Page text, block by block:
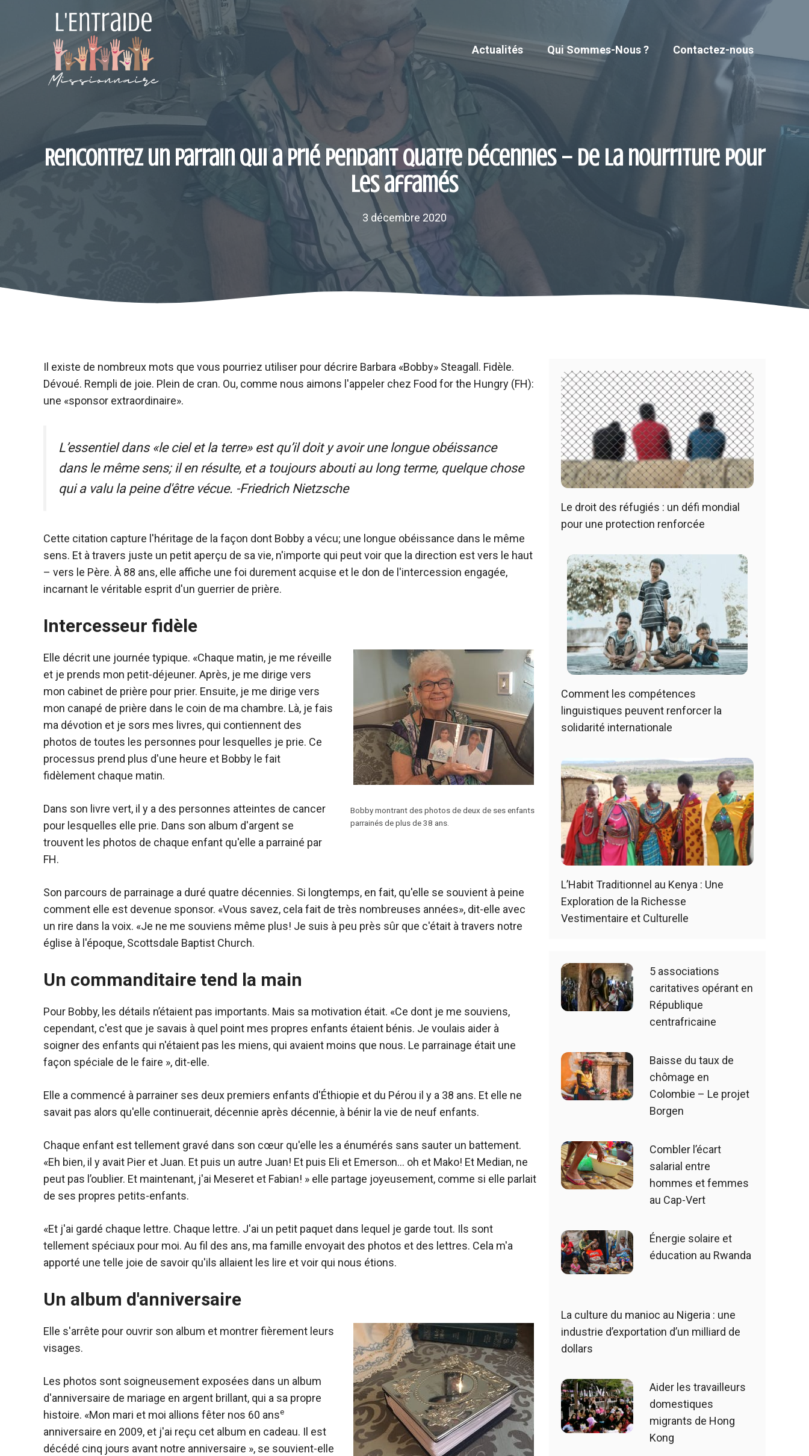
Actualités Qui Sommes-Nous ? Contactez-nous
Rencontrez un parrain qui a prié pendant quatre décennies – De la nourriture pour
les affamés
3 décembre 2020
Il existe de nombreux mots que vous pourriez utiliser pour décrire Barbara «Bobby» Steagall. Fidèle.
Dévoué. Rempli de joie. Plein de cran. Ou, comme nous aimons l'appeler chez Food for the Hungry (FH):
une «sponsor extraordinaire».
L’essentiel dans «le ciel et la terre» est qu’il doit y avoir une longue obéissance
dans le même sens; il en résulte, et a toujours abouti au long terme, quelque chose
qui a valu la peine d'être vécue. -Friedrich Nietzsche
Cette citation capture l'héritage de la façon dont Bobby a vécu; une longue obéissance dans le même
sens. Et à travers juste un petit aperçu de sa vie, n'importe qui peut voir que la direction est vers le haut
– vers le Père. À 88 ans, elle affiche une foi durement acquise et le don de l'intercession engagée,
incarnant le véritable esprit d'un guerrier de prière.
Intercesseur fidèle
Bobby montrant des photos de deux de ses enfants
parrainés de plus de 38 ans.
Elle décrit une journée typique. «Chaque matin, je me réveille
et je prends mon petit-déjeuner. Après, je me dirige vers
mon cabinet de prière pour prier. Ensuite, je me dirige vers
mon canapé de prière dans le coin de ma chambre. Là, je fais
ma dévotion et je sors mes livres, qui contiennent des
photos de toutes les personnes pour lesquelles je prie. Ce
processus prend plus d'une heure et Bobby le fait
fidèlement chaque matin.
Dans son livre vert, il y a des personnes atteintes de cancer
pour lesquelles elle prie. Dans son album d'argent se
trouvent les photos de chaque enfant qu'elle a parrainé par
FH.
Son parcours de parrainage a duré quatre décennies. Si longtemps, en fait, qu'elle se souvient à peine
comment elle est devenue sponsor. «Vous savez, cela fait de très nombreuses années», dit-elle avec
un rire dans la voix. «Je ne me souviens même plus! Je suis à peu près sûr que c'était à travers notre
église à l'époque, Scottsdale Baptist Church.
Un commanditaire tend la main
Pour Bobby, les détails n’étaient pas importants. Mais sa motivation était. «Ce dont je me souviens,
cependant, c'est que je savais à quel point mes propres enfants étaient bénis. Je voulais aider à
soigner des enfants qui n'étaient pas les miens, qui avaient moins que nous. Le parrainage était une
façon spéciale de le faire », dit-elle.
Elle a commencé à parrainer ses deux premiers enfants d'Éthiopie et du Pérou il y a 38 ans. Et elle ne
savait pas alors qu'elle continuerait, décennie après décennie, à bénir la vie de neuf enfants.
Chaque enfant est tellement gravé dans son cœur qu'elle les a énumérés sans sauter un battement.
«Eh bien, il y avait Pier et Juan. Et puis un autre Juan! Et puis Eli et Emerson… oh et Mako! Et Median, ne
peut pas l’oublier. Et maintenant, j'ai Meseret et Fabian! » elle partage joyeusement, comme si elle parlait
de ses propres petits-enfants.
«Et j'ai gardé chaque lettre. Chaque lettre. J'ai un petit paquet dans lequel je garde tout. Ils sont
tellement spéciaux pour moi. Au fil des ans, ma famille envoyait des photos et des lettres. Cela m'a
apporté une telle joie de savoir qu'ils allaient les lire et voir qui nous étions.
Un album d'anniversaire
Elle s'arrête pour ouvrir son album et montrer fièrement leurs
visages.
Les photos sont soigneusement exposées dans un album
d'anniversaire de mariage en argent brillant, qui a sa propre
histoire. «Mon mari et moi allions fêter nos 60 anse
anniversaire en 2009, et j'ai reçu cet album en cadeau. Il est
décédé cinq jours avant notre anniversaire », se souvient-elle
Le droit des réfugiés : un défi mondial
pour une protection renforcée
Comment les compétences
linguistiques peuvent renforcer la
solidarité internationale
L’Habit Traditionnel au Kenya : Une
Exploration de la Richesse
Vestimentaire et Culturelle
5 associations
caritatives opérant en
République
centrafricaine
Baisse du taux de
chômage en
Colombie – Le projet
Borgen
Combler l’écart
salarial entre
hommes et femmes
au Cap-Vert
Énergie solaire et
éducation au Rwanda
La culture du manioc au Nigeria : une
industrie d’exportation d’un milliard de
dollars
Aider les travailleurs
domestiques
migrants de Hong
Kong